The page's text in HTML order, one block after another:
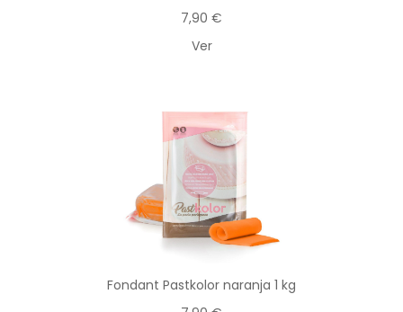
7,90 €
Ver
Fondant Pastkolor naranja 1 kg